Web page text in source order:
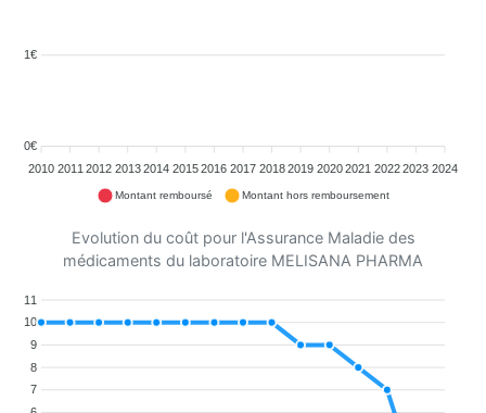
1€
0€
2010 2011 2012 2013 2014 2015 2016 2017 2018 2019 2020 2021 2022 2023 2024
Montant remboursé Montant hors remboursement
Evolution du coût pour l'Assurance Maladie des
médicaments du laboratoire MELISANA PHARMA
11
10
9
8
7